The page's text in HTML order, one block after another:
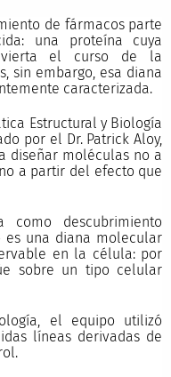
de fármacos parte
una proteína cuya
el curso de la
sin embargo, esa diana
caracterizada.
Estructural y Biología
por el Dr. Patrick Aloy,
diseñar moléculas no a
a partir del efecto que
como descubrimiento
una diana molecular
en la célula: por
sobre un tipo celular
el equipo utilizó
líneas derivadas de